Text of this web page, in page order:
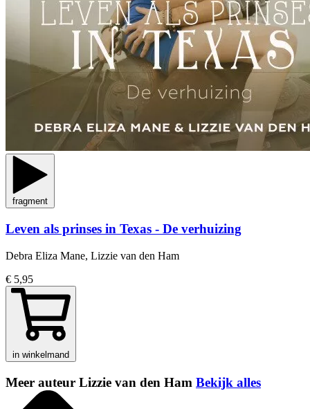
fragment
Leven als prinses in Texas - De verhuizing
Debra Eliza Mane, Lizzie van den Ham
€ 5,95
in winkelmand
Meer auteur Lizzie van den Ham Bekijk alles